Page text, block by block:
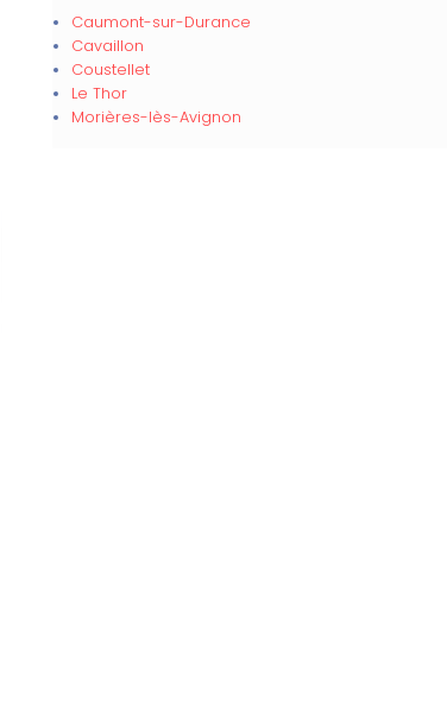
Caumont-sur-Durance
Cavaillon
Coustellet
Le Thor
Morières-lès-Avignon